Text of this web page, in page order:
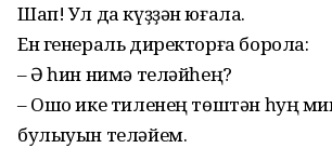
Шап! Ул да күҙҙән юғала.
Ен генераль директорға бо­рола:
– Ә һин нимә теләйһең?
– Ошо ике тиленең төштән һуң
булыуын теләйем.